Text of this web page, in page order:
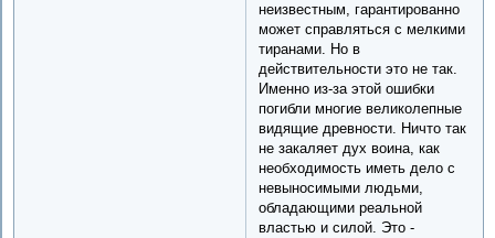
неизвестным, гарантированно
может справляться с мелкими
тиранами. Но в
действительности это не так.
Именно из-за этой ошибки
погибли многие великолепные
видящие древности. Ничто так
не закаляет дух воина, как
необходимость иметь дело с
невыносимыми людьми,
обладающими реальной
властью и силой. Это -